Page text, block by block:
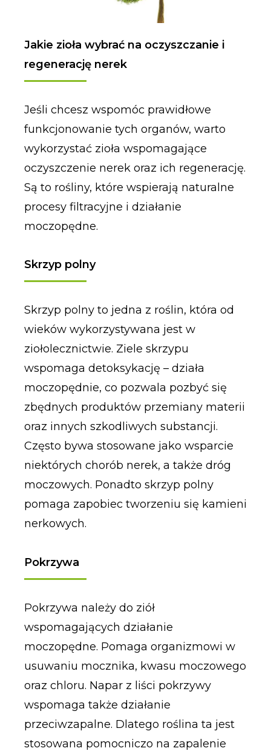
Jakie zioła wybrać na oczyszczanie i
regenerację nerek
Jeśli chcesz wspomóc prawidłowe
funkcjonowanie tych organów, warto
wykorzystać zioła wspomagające
oczyszczenie nerek oraz ich regenerację.
Są to rośliny, które wspierają naturalne
procesy filtracyjne i działanie
moczopędne.
Skrzyp polny
Skrzyp polny to jedna z roślin, która od
wieków wykorzystywana jest w
ziołolecznictwie. Ziele skrzypu
wspomaga detoksykację – działa
moczopędnie, co pozwala pozbyć się
zbędnych produktów przemiany materii
oraz innych szkodliwych substancji.
Często bywa stosowane jako wsparcie
niektórych chorób nerek, a także dróg
moczowych. Ponadto skrzyp polny
pomaga zapobiec tworzeniu się kamieni
nerkowych.
Pokrzywa
Pokrzywa należy do ziół
wspomagających działanie
moczopędne. Pomaga organizmowi w
usuwaniu mocznika, kwasu moczowego
oraz chloru. Napar z liści pokrzywy
wspomaga także działanie
przeciwzapalne. Dlatego roślina ta jest
stosowana pomocniczo na zapalenie